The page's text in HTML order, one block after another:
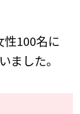
100名に
ました。